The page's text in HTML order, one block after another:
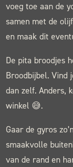
voeg toe aan de
samen met de
en maak dit
De pita broodjes
Broodbijbel. Vind
dan zelf. Anders,
winkel 😅.
Gaar de gyros
smaakvolle
van de rand en